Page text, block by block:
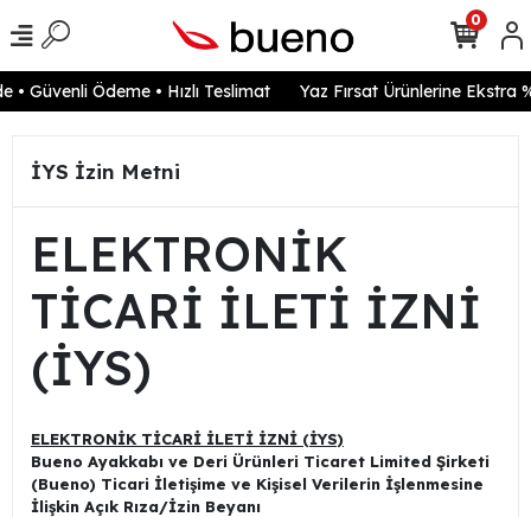
Güvenli Ödeme • Hızlı Teslimat Yaz Fırsat Ürünlerine Ekstra
0
İYS İzin Metni
ELEKTRONİK
TİCARİ İLETİ İZNİ
(İYS)
ELEKTRONİK TİCARİ İLETİ İZNİ (İYS)
Bueno Ayakkabı ve Deri Ürünleri Ticaret Limited Şirketi
(Bueno) Ticari İletişime ve Kişisel Verilerin İşlenmesine
İlişkin Açık Rıza/İzin Beyanı